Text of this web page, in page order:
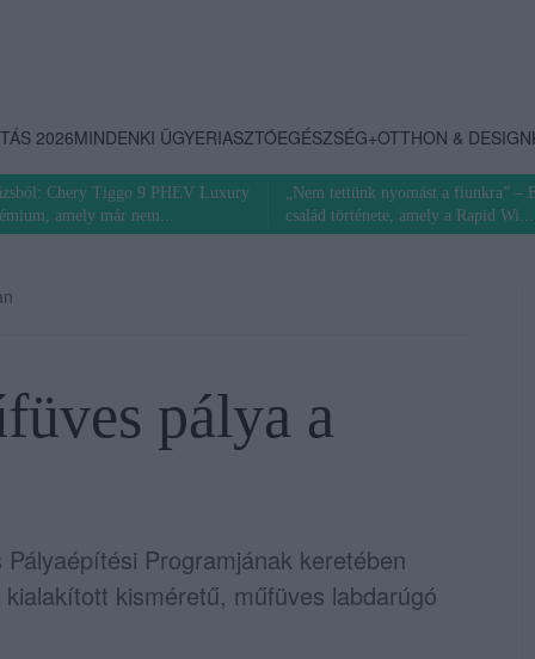
2026MINDENKI ÜGYERIASZTÓEGÉSZSÉG+OTTHON & DESIGN
Chery Tiggo 9 PHEV Luxury
amely már nem...
„Nem tettünk nyomást a fiunkra” –
család története, amely a Rapid Wi...
pálya a
Programjának keretében
kisméretű, műfüves labdarúgó